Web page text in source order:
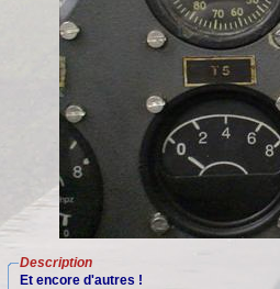
Description
Et encore d'autres !